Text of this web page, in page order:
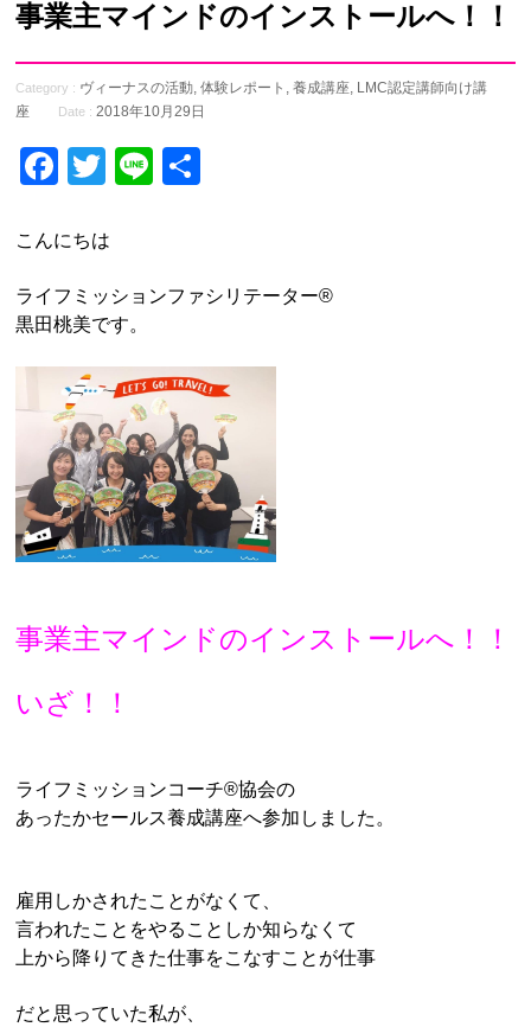
事業主マインドのインストールへ！！
Category : ヴィーナスの活動,体験レポート ,養成講座, LMC認定講師向け講
座
Date : 2018年10月29日
Facebook
Twitter
Line
こんにちは
ライフミッションファシリテーター®︎
黒田桃美です。
事業主マインドのインストールへ！！
いざ！！
ライフミッションコーチ®︎協会の
あったかセールス養成講座へ参加しました。
雇用しかされたことがなくて、
言われたことをやることしか知らなくて
上から降りてきた仕事をこなすことが仕事
だと思っていた私が、